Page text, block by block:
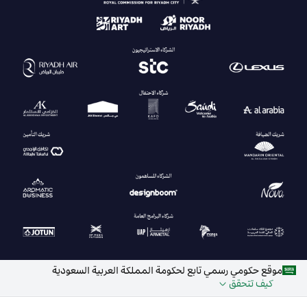
موقع حكومي رسمي تابع لحكومة المملكة العربية السعودية
كيف تتحقق